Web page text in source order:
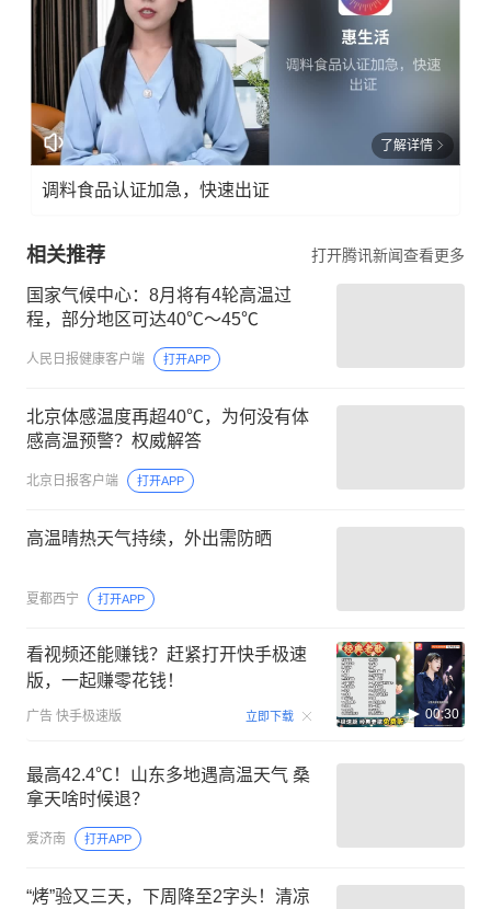
了解详情
调料食品认证加急，快速出证
相关推荐 打开腾讯新闻查看更多
国家气候中心：8月将有4轮高温过
程，部分地区可达40℃～45℃
人民日报健康客户端 打开APP
北京体感温度再超40℃，为何没有体
感高温预警？权威解答
北京日报客户端 打开APP
高温晴热天气持续，外出需防晒
夏都西宁 打开APP
看视频还能赚钱？赶紧打开快手极速
版，一起赚零花钱！
广告 快手极速版 立即下载 00:30
最高42.4℃！山东多地遇高温天气 桑
拿天啥时候退？
爱济南 打开APP
“烤”验又三天，下周降至2字头！清凉